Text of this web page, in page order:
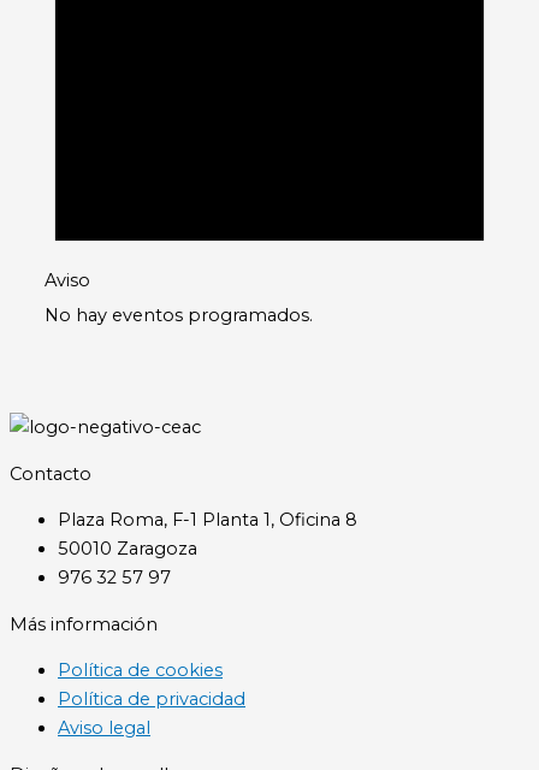
Aviso
No hay eventos programados.
Contacto
Plaza Roma, F-1 Planta 1, Oficina 8
50010 Zaragoza
976 32 57 97
Más información
Política de cookies
Política de privacidad
Aviso legal